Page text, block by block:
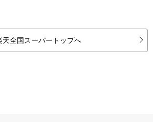
天全国スーパートップへ